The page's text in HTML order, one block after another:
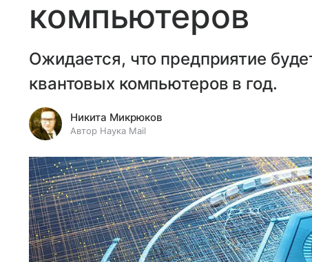
компьютеров
Ожидается, что предприятие
квантовых компьютеров в год.
Никита Микрюков
Автор Наука Mail